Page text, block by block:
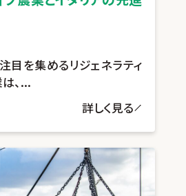
目を集めるリジェネラティ
、...
詳しく見る